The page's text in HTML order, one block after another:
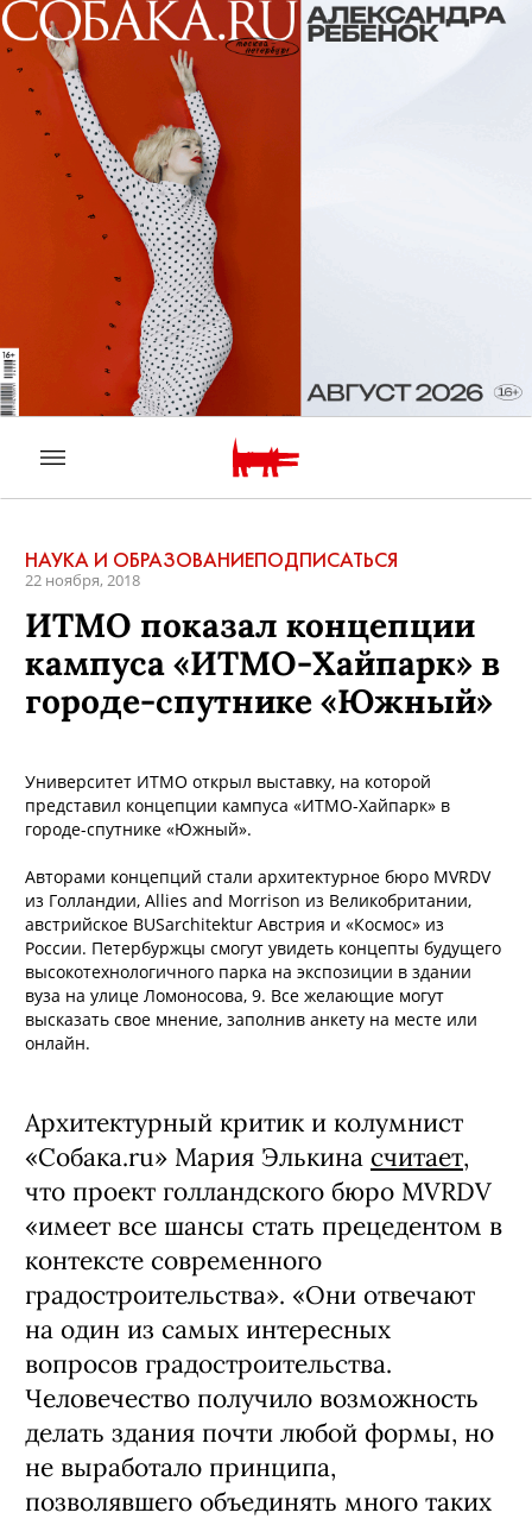
НАУКА И ОБРАЗОВАНИЕПОДПИСАТЬСЯ
22 ноября, 2018
ИТМО показал концепции
кампуса «ИТМО-Хайпарк» в
городе-спутнике «Южный»
Университет ИТМО открыл выставку, на которой
представил концепции кампуса «ИТМО-Хайпарк» в
городе-спутнике «Южный».
Авторами концепций стали архитектурное бюро MVRDV
из Голландии, Allies and Morrison из Великобритании,
австрийское BUSarchitektur Австрия и «Космос» из
России. Петербуржцы смогут увидеть концепты будущего
высокотехнологичного парка на экспозиции в здании
вуза на улице Ломоносова, 9. Все желающие могут
высказать свое мнение, заполнив анкету на месте или
онлайн.
Архитектурный критик и колумнист
«Собака.ru» Мария Элькина считает,
что проект голландского бюро MVRDV
«имеет все шансы стать прецедентом в
контексте современного
градостроительства». «Они отвечают
на один из самых интересных
вопросов градостроительства.
Человечество получило возможность
делать здания почти любой формы, но
не выработало принципа,
позволявшего объединять много таких